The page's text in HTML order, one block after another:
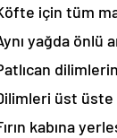
için tüm
yağda önlü
üst
kabına